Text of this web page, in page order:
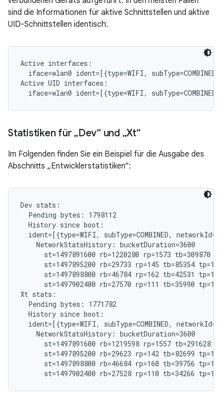
sind die Informationen für aktive Schnittstellen und aktive
UID-Schnittstellen identisch.
Active interfaces:
iface=wlan0 ident=[{type=WIFI,
Active UID interfaces:
Statistiken für „Dev“ und „Xt“
Im Folgenden finden Sie ein Beispiel für die Ausgabe des
Abschnitts „Entwicklerstatistiken“:
Dev stats:
  Pending bytes: 1798112
  History since boot:
ident=[{type=WIFI, subType=COMBINED,
    NetworkStatsHistory: bucketDuration=3600
st=1497891600 rb=1220280 rp=1573 tb=309870
st=1497895200 rb=29733 rp=145 tb=85354
st=1497898800 rb=46784 rp=162 tb=42531
st=1497902400 rb=27570 rp=111 tb=35990
Xt stats:
  Pending bytes: 1771782
  History since boot:
ident=[{type=WIFI, subType=COMBINED,
    NetworkStatsHistory: bucketDuration=3600
st=1497891600 rb=1219598 rp=1557 tb=291628
st=1497895200 rb=29623 rp=142 tb=82699
st=1497898800 rb=46684 rp=160 tb=39756